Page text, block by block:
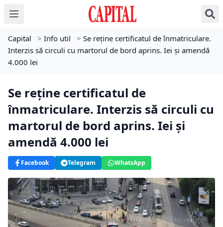
Capital > Info util > Se reține certificatul de înmatriculare.
Interzis să circuli cu martorul de bord aprins. Iei și amendă
4.000 lei
Se reține certificatul de
înmatriculare. Interzis să circuli cu
martorul de bord aprins. Iei și
amendă 4.000 lei
Facebook Telegram WhatsApp